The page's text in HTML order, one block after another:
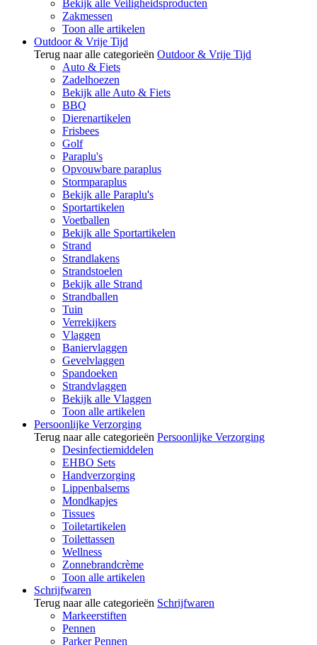
Bekijk alle Veiligheidsproducten
Zakmessen
Toon alle artikelen
Outdoor & Vrije Tijd
Terug naar alle categorieën Outdoor & Vrije Tijd
Auto & Fiets
Zadelhoezen
Bekijk alle Auto & Fiets
BBQ
Dierenartikelen
Frisbees
Golf
Paraplu's
Opvouwbare paraplus
Stormparaplus
Bekijk alle Paraplu's
Sportartikelen
Voetballen
Bekijk alle Sportartikelen
Strand
Strandlakens
Strandstoelen
Bekijk alle Strand
Strandballen
Tuin
Verrekijkers
Vlaggen
Baniervlaggen
Gevelvlaggen
Spandoeken
Strandvlaggen
Bekijk alle Vlaggen
Toon alle artikelen
Persoonlijke Verzorging
Terug naar alle categorieën Persoonlijke Verzorging
Desinfectiemiddelen
EHBO Sets
Handverzorging
Lippenbalsems
Mondkapjes
Tissues
Toiletartikelen
Toilettassen
Wellness
Zonnebrandcrème
Toon alle artikelen
Schrijfwaren
Terug naar alle categorieën Schrijfwaren
Markeerstiften
Pennen
Parker Pennen